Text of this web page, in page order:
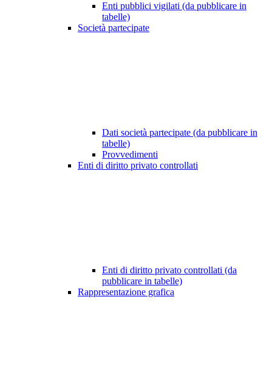
Enti pubblici vigilati (da pubblicare in
tabelle)
Società partecipate
Dati società partecipate (da pubblicare in
tabelle)
Provvedimenti
Enti di diritto privato controllati
Enti di diritto privato controllati (da
pubblicare in tabelle)
Rappresentazione grafica